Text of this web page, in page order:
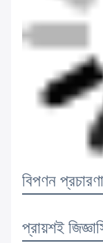
বিপণন প্রচারণা
প্রায়শই